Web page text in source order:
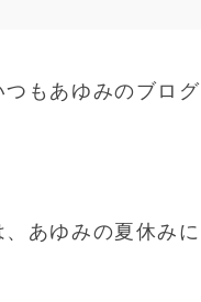
つもあゆみのブロ
あゆみの夏休み